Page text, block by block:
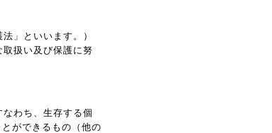
」といいます。）
扱い及び保護に努
わち、生存する個
ができるもの（他の